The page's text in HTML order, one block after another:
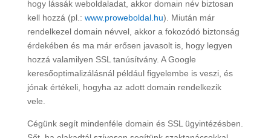
hogy lássák weboldaladat, akkor domain név biztosan
kell hozzá (pl.: www.proweboldal.hu). Miután már
rendelkezel domain névvel, akkor a fokozódó biztonság
érdekében és ma már erősen javasolt is, hogy legyen
hozzá valamilyen SSL tanúsítvány. A Google
keresőoptimalizálásnál például figyelembe is veszi, és
jónak értékeli, hogyha az adott domain rendelkezik
vele.
Cégünk segít mindenféle domain és SSL ügyintézésben.